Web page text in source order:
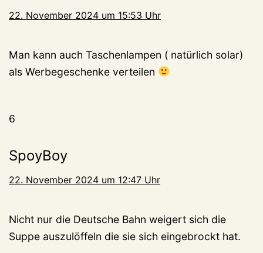
22. November 2024 um 15:53 Uhr
Man kann auch Taschenlampen ( natürlich solar)
als Werbegeschenke verteilen
6
SpoyBoy
22. November 2024 um 12:47 Uhr
Nicht nur die Deutsche Bahn weigert sich die
Suppe auszulöffeln die sie sich eingebrockt hat.